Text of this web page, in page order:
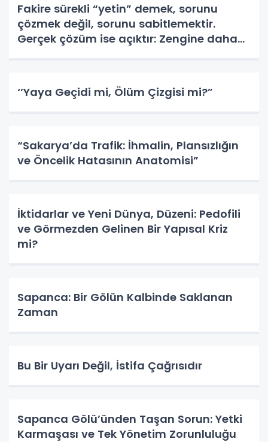
Fakire sürekli “yetin” demek, sorunu
çözmek değil, sorunu sabitlemektir.
Gerçek çözüm ise açıktır: Zengine daha
‘’Yaya Geçidi mi, Ölüm Çizgisi mi?”
“Sakarya’da Trafik: İhmalin, Plansızlığın
ve Öncelik Hatasının Anatomisi”
İktidarlar ve Yeni Dünya, Düzeni: Pedofili
ve Görmezden Gelinen Bir Yapısal Kriz
mi?
Sapanca: Bir Gölün Kalbinde Saklanan
Zaman
Bu Bir Uyarı Değil, İstifa Çağrısıdır
Sapanca Gölü’ünden Taşan Sorun: Yetki
Karmaşası ve Tek Yönetim Zorunluluğu